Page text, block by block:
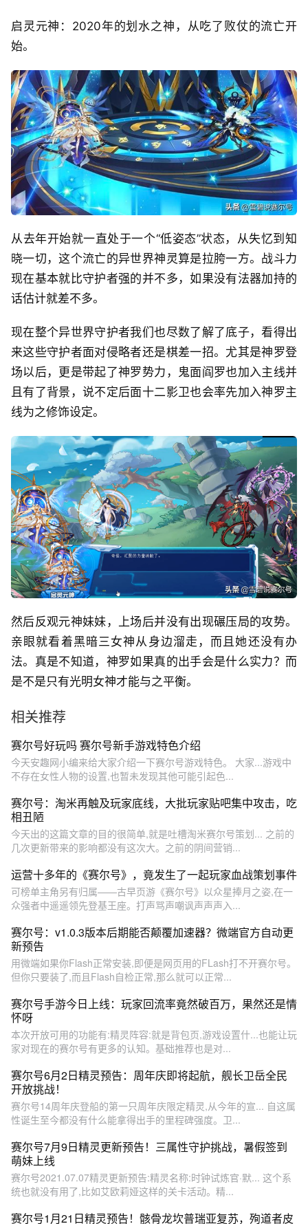
启灵元神：2020年的划水之神，从吃了败仗的流亡开
始。
从去年开始就一直处于一个“低姿态”状态，从失忆到知
晓一切，这个流亡的异世界神灵算是拉胯一方。战斗力
现在基本就比守护者强的并不多，如果没有法器加持的
话估计就差不多。
现在整个异世界守护者我们也尽数了解了底子，看得出
来这些守护者面对侵略者还是棋差一招。尤其是神罗登
场以后，更是带起了神罗势力，鬼面阎罗也加入主线并
且有了背景，说不定后面十二影卫也会率先加入神罗主
线为之修饰设定。
然后反观元神妹妹，上场后并没有出现碾压局的攻势。
亲眼就看着黑暗三女神从身边溜走，而且她还没有办
法。真是不知道，神罗如果真的出手会是什么实力？而
是不是只有光明女神才能与之平衡。
相关推荐
赛尔号好玩吗 赛尔号新手游戏特色介绍
今天安趣网小编来给大家介绍一下赛尔号游戏特色。 大家...游戏中
不存在女性人物的设置,也暂未发现其他可能引起色...
赛尔号：淘米再触及玩家底线，大批玩家贴吧集中攻击，吃
相丑陋
今天出的这篇文章的目的很简单,就是吐槽淘米赛尔号策划... 之前的
几次更新带来的影响都没有这次大。之前的阴间营销...
运营十多年的《赛尔号》，竟发生了一起玩家血战策划事件
可榜单主角另有归属——古早页游《赛尔号》以众星捧月之姿,在一
众强者中遥遥领先登基王座。打声骂声嘲讽声声声入...
赛尔号：v1.0.3版本后期能否颠覆加速器？微端官方自动更
新预告
用微端如果你Flash正常安装,即便是网页用的FLash打不开赛尔号。
但你只要装了,而且Flash自检正常,那么就可以正常...
赛尔号手游今日上线：玩家回流率竟然破百万，果然还是情
怀呀
本次开放可用的功能有:精灵阵容:就是背包页,游戏设置什...也能让玩
家对现在的赛尔号有更多的认知。基础推荐也是对...
赛尔号6月2日精灵预告：周年庆即将起航，舰长卫岳全民
开放挑战！
赛尔号14周年庆登船的第一只周年庆限定精灵,从今年的宣... 自这属
性诞生至今都没有什么能拿得出手的里程碑强度。卫...
赛尔号7月9日精灵更新预告！三属性守护挑战，暑假签到
萌妹上线
赛尔号2021.07.07精灵更新预告:精灵名称:时钟试炼官·默... 这个系
统也就没有用了,比如艾欧莉娅这样的关卡活动。精...
赛尔号1月21日精灵预告！骸骨龙坎普瑞亚复苏，殉道者皮